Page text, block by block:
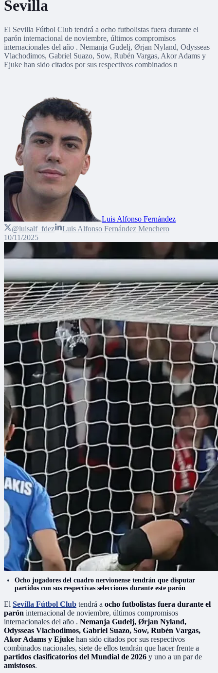
Sevilla
El Sevilla Fútbol Club tendrá a ocho futbolistas fuera durante el
parón internacional de noviembre, últimos compromisos
internacionales del año . Nemanja Gudelj, Ørjan Nyland, Odysseas
Vlachodimos, Gabriel Suazo, Sow, Rubén Vargas, Akor Adams y
Ejuke han sido citados por sus respectivos combinados n
Luis Alfonso Fernández
@luisalf_fdez
Luis Alfonso Fernández Menchero
10/11/2025
Ocho jugadores del cuadro nervionense tendrán que disputar
partidos con sus respectivas selecciones durante este parón
El Sevilla Fútbol Club tendrá a ocho futbolistas fuera durante el
parón internacional de noviembre, últimos compromisos
internacionales del año . Nemanja Gudelj, Ørjan Nyland,
Odysseas Vlachodimos, Gabriel Suazo, Sow, Rubén Vargas,
Akor Adams y Ejuke han sido citados por sus respectivos
combinados nacionales, siete de ellos tendrán que hacer frente a
partidos clasificatorios del Mundial de 2026 y uno a un par de
amistosos.